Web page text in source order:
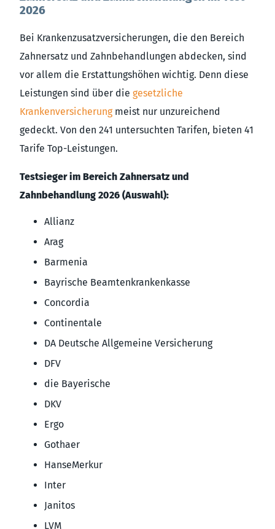
2026
Bei Krankenzusatzversicherungen, die den Bereich
Zahnersatz und Zahnbehandlungen abdecken, sind
vor allem die Erstattungshöhen wichtig. Denn diese
Leistungen sind über die gesetzliche
Krankenversicherungmeist nur unzureichend
gedeckt. Von den 241 untersuchten Tarifen, bieten 41
Tarife Top-Leistungen.
Testsieger im Bereich Zahnersatz und
Zahnbehandlung 2026 (Auswahl):
Allianz
Arag
Barmenia
Bayrische Beamtenkrankenkasse
Concordia
Continentale
DA Deutsche Allgemeine Versicherung
DFV
die Bayerische
DKV
Ergo
Gothaer
HanseMerkur
Inter
Janitos
LVM